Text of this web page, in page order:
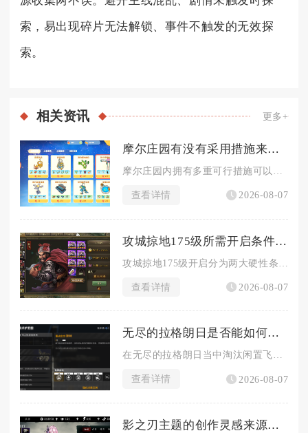
索，易出现碎片无法解锁、事件不触发的无效探
索。
相关资讯 更多+
摩尔庄园有没有采用措施来预防牛被偷走
查看详情 2026-08-07
攻城掠地175级所需开启条件是什么
查看详情 2026-08-07
无尽的拉格朗日是否能如何淘汰飞船
在无尽的拉格朗日当中淘汰闲置飞船一共有四种可靠方式，分别是基...
查看详情 2026-08-07
影之刃主题的创作灵感来源是什么